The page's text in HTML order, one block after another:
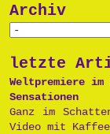
Archiv
letzte
Weltpremiere im
Sensationen
Ganz im
Video mit